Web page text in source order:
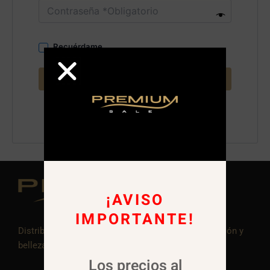
Recuérdame
¿Olvidaste la contraseña?
Distribuidora de Productos para el cuidado, reparación y
belleza capilar. Venta al detalle y a mayoristas.
¡AVISO
IMPORTANTE!